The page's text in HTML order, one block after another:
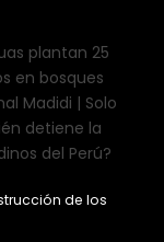
plantan 25
en bosques
Madidi | Solo
detiene la
del Perú?
de los